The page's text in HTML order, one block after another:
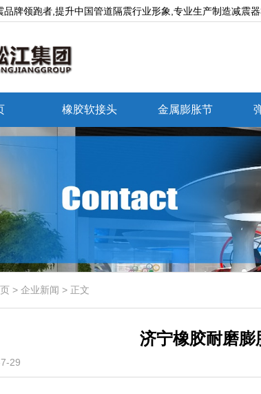
品牌领跑者,提升中国管道隔震行业形象,专业生产制造减震
橡胶软接头 金属膨胀节
> 企业新闻 > 正文
济宁橡胶耐磨膨
29